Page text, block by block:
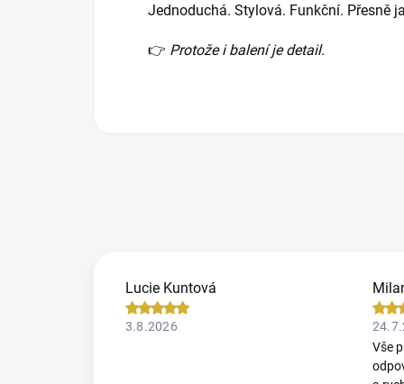
Jednoduchá. Stylová. Funkční. Přesně
👉 Protože i balení je detail.
Lucie Kuntová
3.8.2026
Vše